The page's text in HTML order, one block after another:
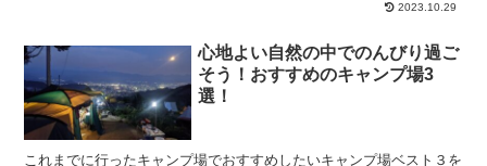
2023.10.29
心地よい自然の中でのんびり過ご
そう！おすすめのキャンプ場3
選！
これまでに行ったキャンプ場でおすすめしたいキャンプ場ベスト３を